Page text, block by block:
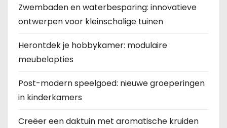
Zwembaden en waterbesparing: innovatieve
ontwerpen voor kleinschalige tuinen
Herontdek je hobbykamer: modulaire
meubelopties
Post-modern speelgoed: nieuwe groeperingen
in kinderkamers
Creëer een daktuin met aromatische kruiden